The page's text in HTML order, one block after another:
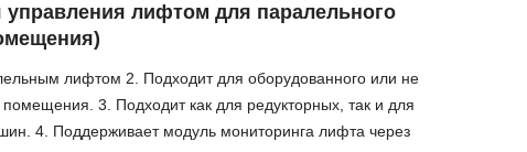
управления лифтом для паралельного
лифтом 2. Подходит для оборудованного или не
3. Подходит как для редукторных, так и для
4. Поддерживает модуль мониторинга лифта через